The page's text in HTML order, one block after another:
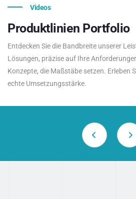
Videos
Produktlinien Portfolio
Entdecken Sie die Bandbreite unserer
Lösungen, präzise auf Ihre
Konzepte, die Maßstäbe setzen. Erleben
echte Umsetzungsstärke.